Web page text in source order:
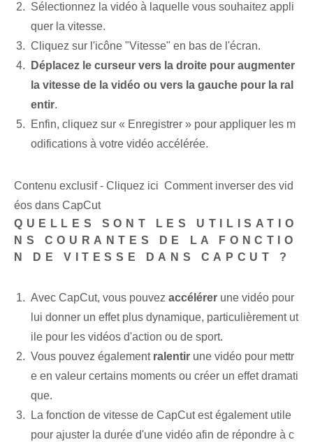
Sélectionnez la vidéo à laquelle vous souhaitez appli
quer la vitesse.
Cliquez sur l'icône "Vitesse" en bas de l'écran.
Déplacez le curseur vers la droite pour augmenter
la vitesse de la vidéo ou vers la gauche pour la ral
entir.
Enfin, cliquez sur « Enregistrer » pour appliquer les m
odifications à votre vidéo accélérée.
Contenu exclusif - Cliquez ici Comment inverser des vid
éos dans CapCut
QUELLES SONT LES UTILISATIO
NS COURANTES DE LA FONCTIO
N DE VITESSE DANS CAPCUT ?
Avec CapCut, vous pouvez accélérer une vidéo pour
lui donner un effet plus dynamique, particulièrement ut
ile pour les vidéos d'action ou de sport.
Vous pouvez également ralentir une vidéo pour mettr
e en valeur certains moments ou créer un effet dramati
que.
La fonction de vitesse de CapCut est également utile
pour ajuster la durée d'une vidéo afin de répondre à c